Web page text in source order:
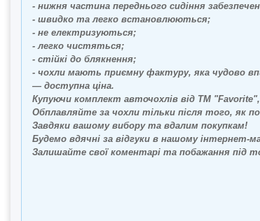
- нижня частина переднього сидіння
- швидко та легко встановлюються;
- не електризуються;
- легко чистяться;
- стійкі до блякнення;
- чохли мають приємну фактуру, яка чудово
— доступна ціна.
Купуючи комплект авточохлів від ТМ
Обплавляйте за чохли тільки після того, як
Завдяки вашому вибору та вдалим покупкам!
Будемо вдячні за відгуки в нашому інтернет-
Залишайте свої коментарі та побажання під